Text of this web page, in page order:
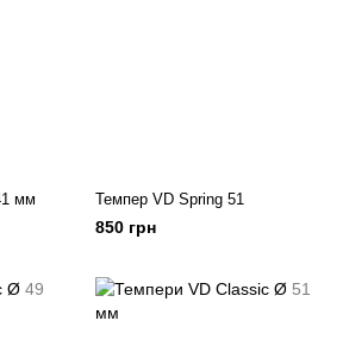
мм Темпер VD Spring 51
850 грн